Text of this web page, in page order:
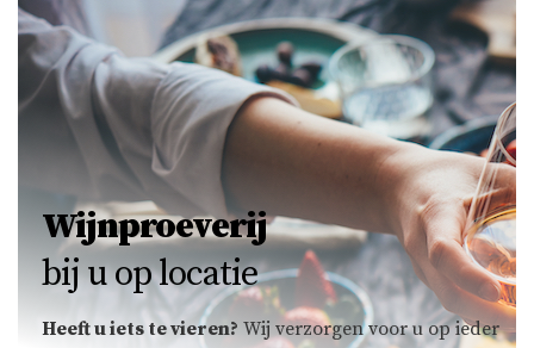
Wijnproeverij
bij u op locatie
Heeft u iets te vieren? Wij verzorgen voor u op ieder